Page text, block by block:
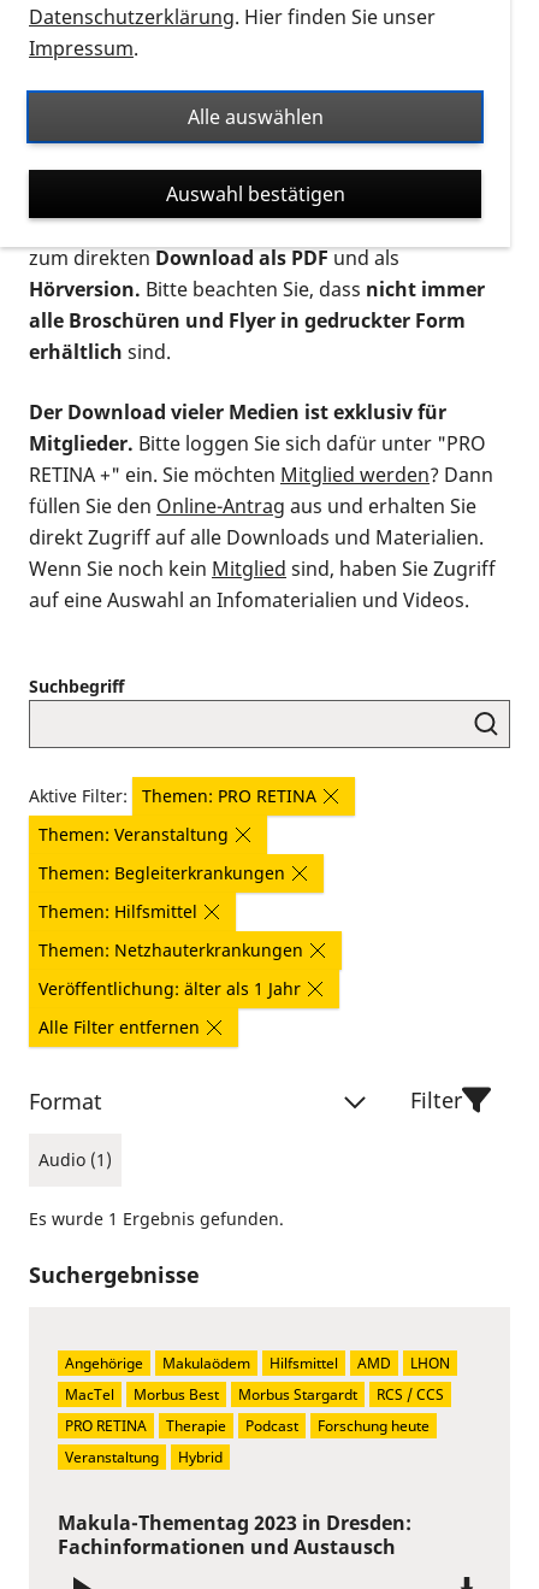
Auf dieser Seite finden Sie sämtliches Infomaterial
Ort. Nutzen Sie den Formatfilter, um ausschließlich
nach Flyern und Broschüren, Audios oder Videos zu
suchen. Die meisten Flyer und Broschüren werden in
verschiedenen Formaten angeboten: zur
postalischen Bestellung als gedruckte Variante
zum direktenDownload als PDFund als
Hörversion. Bitte beachten Sie, dass nicht immer
alle Broschüren und Flyer in gedruckter Form
erhältlich sind.
Der Download vieler Medien ist exklusiv für
Mitglieder. Bitte loggen Sie sich dafür unter "PRO
RETINA +" ein. Sie möchten Mitglied werden? Dann
füllen Sie den Online-Antrag aus und erhalten Sie
direkt Zugriff auf alle Downloads und Materialien.
Wenn Sie noch kein Mitglied sind, haben Sie Zugriff
auf eine Auswahl an Infomaterialien und Videos.
Suchbegriff
Aktive Filter:
Themen: PRO RETINA
Themen: Veranstaltung
Themen: Begleiterkrankungen
Themen: Hilfsmittel
Themen: Netzhauterkrankungen
Veröffentlichung: älter als 1 Jahr
Alle Filter entfernen
Format
Audio (1)
Filter
Es wurde 1 Ergebnis gefunden.
Suchergebnisse
Makula-Thementag 2023 in Dresden:
Fachinformationen und Austausch
Angehörige Makulaödem Hilfsmittel AMD
LHON
MacTel
Morbus Best Morbus Stargardt
RCS / CCS
PRO RETINA
Therapie Podcast
Forschung heute
Veranstaltung
Hybrid
Datenschutzerklärung. Hier finden Sie unser
Impressum.
Alle auswählen
Auswahl bestätigen